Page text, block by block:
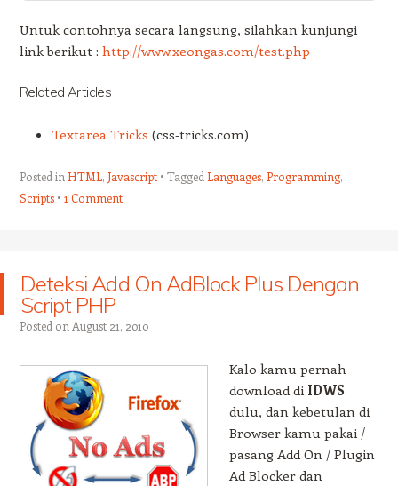
Untuk contohnya secara langsung, silahkan kunjungi
link berikut : http://www.xeongas.com/test.php
Related Articles
Textarea Tricks (css-tricks.com)
Posted in HTML, Javascript Tagged Languages, Programming,
Scripts
1 Comment
Deteksi Add On AdBlock Plus Dengan
Script PHP
Posted on August 21, 2010
Kalo kamu pernah
download di IDWS
dulu, dan kebetulan di
Browser kamu pakai /
pasang Add On / Plugin
Ad Blocker dan